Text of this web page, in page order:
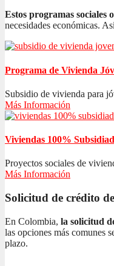
Estos programas sociales
necesidades económicas.
Programa de Vivienda
Subsidio de vivienda para
Más Información
Viviendas 100%
Proyectos sociales de
Más Información
Solicitud de crédito
En Colombia, la solicitud
las opciones más comunes
plazo.